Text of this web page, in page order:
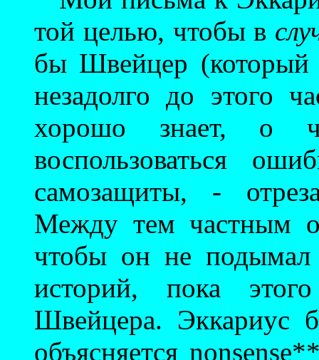
той целью, чтобы в
бы Швейцер (который
незадолго до этого
хорошо знает, о
воспользоваться
самозащиты, -
Между тем частным
чтобы он не подымал
историй, пока
Швейцера. Эккариус
объясняется